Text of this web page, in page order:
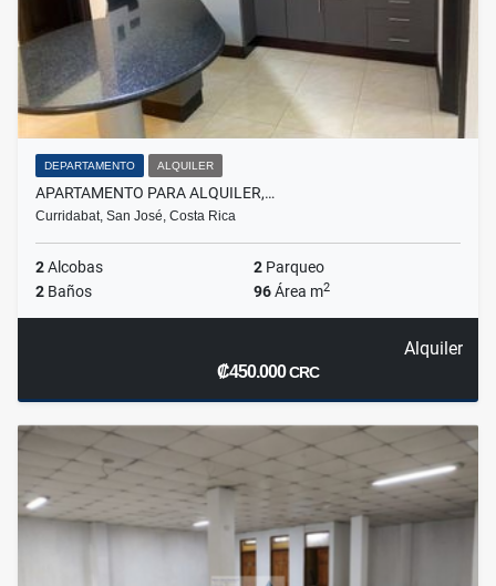
DEPARTAMENTO ALQUILER
APARTAMENTO PARA ALQUILER,…
Curridabat, San José, Costa Rica
2Alcobas 2 Parqueo
2 Baños 96Área m2
Alquiler
₡450.000CRC